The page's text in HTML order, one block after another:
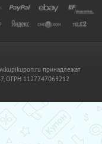
принадлежат
ОГРН 1127747063212